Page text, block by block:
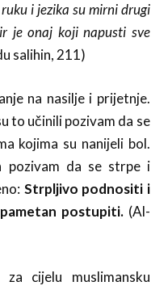
i jezika su mirni drugi
je onaj koji napusti sve
salihin, 211)
na nasilje i prijetnje.
to učinili pozivam da se
kojima su nanijeli bol.
pozivam da se strpe i
Strpljivo podnositi i
postupiti. (Al-
cijelu muslimansku